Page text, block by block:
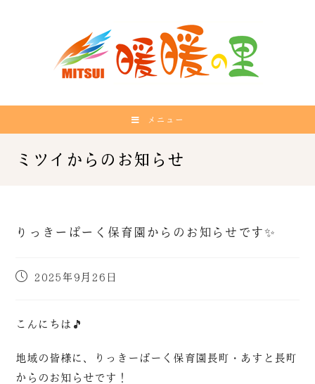
メニュー
りっきーぱーく保育園からのお知らせです✨
2025年9月26日
こんにちは🎵
地域の皆様に、りっきーぱーく保育園長町・あすと長町
からのお知らせです！